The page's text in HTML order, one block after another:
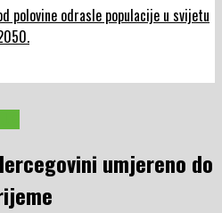
polovine odrasle populacije u svijetu
umjereno do